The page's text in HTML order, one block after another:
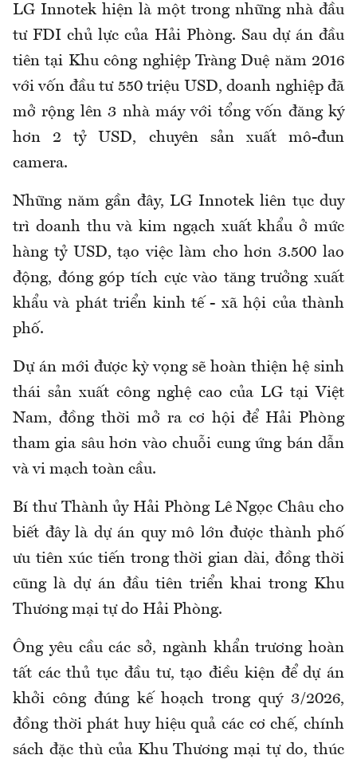
LG Innotek hiện là một trong những nhà đầu
tư FDI chủ lực của Hải Phòng. Sau dự án đầu
tiên tại Khu công nghiệp Tràng Duệ năm 2016
với vốn đầu tư 550 triệu USD, doanh nghiệp đã
mở rộng lên 3 nhà máy với tổng vốn đăng ký
hơn 2 tỷ USD, chuyên sản xuất mô-đun
camera.
Những năm gần đây, LG Innotek liên tục duy
trì doanh thu và kim ngạch xuất khẩu ở mức
hàng tỷ USD, tạo việc làm cho hơn 3.500 lao
động, đóng góp tích cực vào tăng trưởng xuất
khẩu và phát triển kinh tế - xã hội của thành
phố.
Dự án mới được kỳ vọng sẽ hoàn thiện hệ sinh
thái sản xuất công nghệ cao của LG tại Việt
Nam, đồng thời mở ra cơ hội để Hải Phòng
tham gia sâu hơn vào chuỗi cung ứng bán dẫn
và vi mạch toàn cầu.
Bí thư Thành ủy Hải Phòng Lê Ngọc Châu cho
biết đây là dự án quy mô lớn được thành phố
ưu tiên xúc tiến trong thời gian dài, đồng thời
cũng là dự án đầu tiên triển khai trong Khu
Thương mại tự do Hải Phòng.
Ông yêu cầu các sở, ngành khẩn trương hoàn
tất các thủ tục đầu tư, tạo điều kiện để dự án
khởi công đúng kế hoạch trong quý 3/2026,
đồng thời phát huy hiệu quả các cơ chế, chính
sách đặc thù của Khu Thương mại tự do, thúc